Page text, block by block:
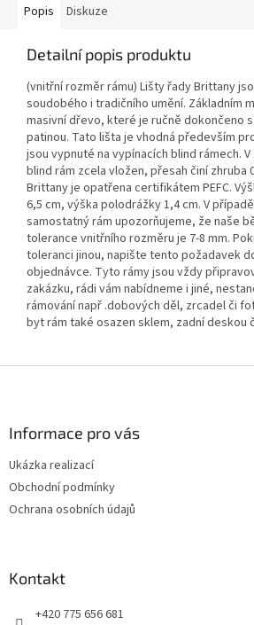
Popis Diskuze
Detailní popis produktu
(vnitřní rozměr rámu) Lišty řady Brittany
soudobého i tradičního umění. Základním
masivní dřevo, které je ručně dokončeno
patinou. Tato lišta je vhodná především
jsou vypnuté na vypínacích blind rámech.
blind rám zcela vložen, přesah činí zhruba
Brittany je opatřena certifikátem PEFC.
6,5 cm, výška polodrážky 1,4 cm. V
samostatný rám upozorňujeme, že naše
tolerance vnitřního rozměru je 7-8 mm.
toleranci jinou, napište tento požadavek
objednávce. Tyto rámy jsou vždy
zakázku, rádi vám nabídneme i jiné,
rámování např .dobových děl, zrcadel či
byt rám také osazen sklem, zadní deskou
Informace pro vás
Ukázka realizací
Obchodní podmínky
Ochrana osobních údajů
Kontakt
+420 775 656 681